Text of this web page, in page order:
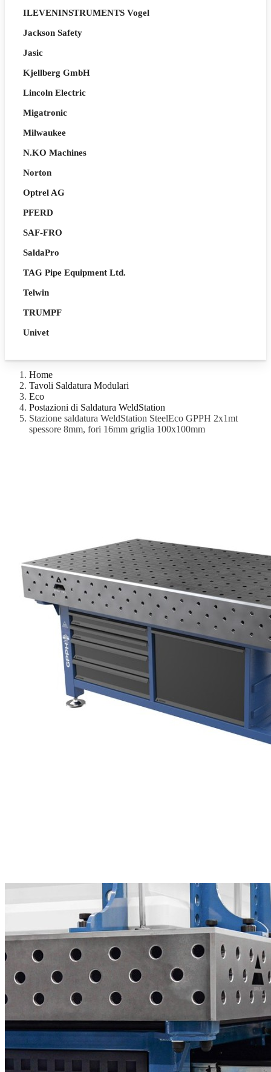
ILEVENINSTRUMENTS Vogel
Jackson Safety
Jasic
Kjellberg GmbH
Lincoln Electric
Migatronic
Milwaukee
N.KO Machines
Norton
Optrel AG
PFERD
SAF-FRO
SaldaPro
TAG Pipe Equipment Ltd.
Telwin
TRUMPF
Univet
Home
Tavoli Saldatura Modulari
Eco
Postazioni di Saldatura WeldStation
Stazione saldatura WeldStation SteelEco GPPH 2x1mt
spessore 8mm, fori 16mm griglia 100x100mm